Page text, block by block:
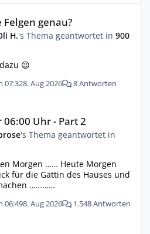
genau?
H.'s Thema geantwortet in 900
😉
07:328. Aug 2026 8 Antworten
Uhr - Part 2
's Thema geantwortet in
für die Gattin des Hauses und
…………
06:498. Aug 2026 1.548 Antworten